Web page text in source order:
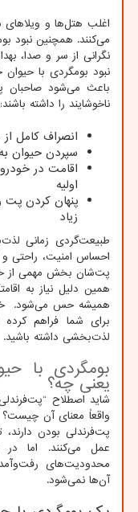
اغلب هتل‌ها و
می‌کنند. همچنین نبود
نگرانی از سر و صدا،
نبود بومگردی با
باعث می‌شود صاحبان
ناخوشایند را داشته باشند:
انصراف کامل از
سپردن حیوان
اقامت در
اولیه
پنهان کردن پت
زیاد
طبیعت‌گردی زمانی
احساس امنیت، راحتی و
پت‌شان بخش مهمی از
همین دلیل نیاز به
همیشه حس می‌شود.
برای شما فراهم
لذت‌بخشی داشته باشید.
بومگردی با
یعنی چه؟
واقعاً معنای آن چیست؟
پت‌فرندلی بودن دارند،
عمل می‌کنند. اما
محدودیت‌های رفت‌وآمد
آن‌ها نمی‌شود.